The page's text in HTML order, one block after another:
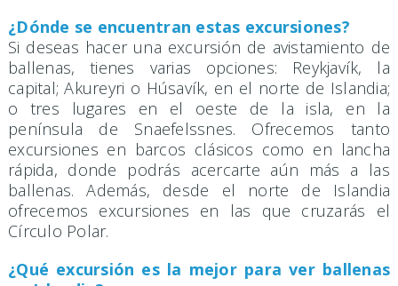
¿Dónde se encuentran estas excursiones?
Si deseas hacer una excursión de avistamiento de
ballenas, tienes varias opciones: Reykjavík, la
capital; Akureyri o Húsavík, en el norte de Islandia;
o tres lugares en el oeste de la isla, en la
península de Snaefelssnes. Ofrecemos tanto
excursiones en barcos clásicos como en lancha
rápida, donde podrás acercarte aún más a las
ballenas. Además, desde el norte de Islandia
ofrecemos excursiones en las que cruzarás el
Círculo Polar.
¿Qué excursión es la mejor para ver ballenas